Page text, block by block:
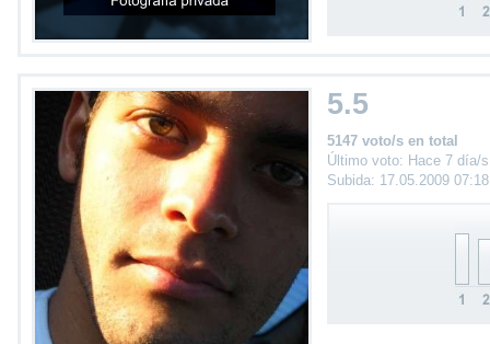
5.5
5147 voto/s en total
Último voto: Hace 7 día/s
Subida: 17.05.2009